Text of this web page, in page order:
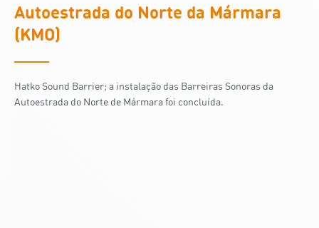
Autoestrada do Norte da Mármara
(KMO)
Hatko Sound Barrier; a instalação das Barreiras Sonoras da
Autoestrada do Norte de Mármara foi concluída.